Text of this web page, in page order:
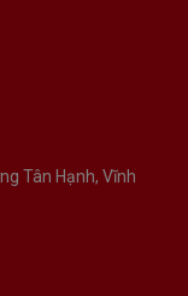
Tân Hạnh, Vĩnh